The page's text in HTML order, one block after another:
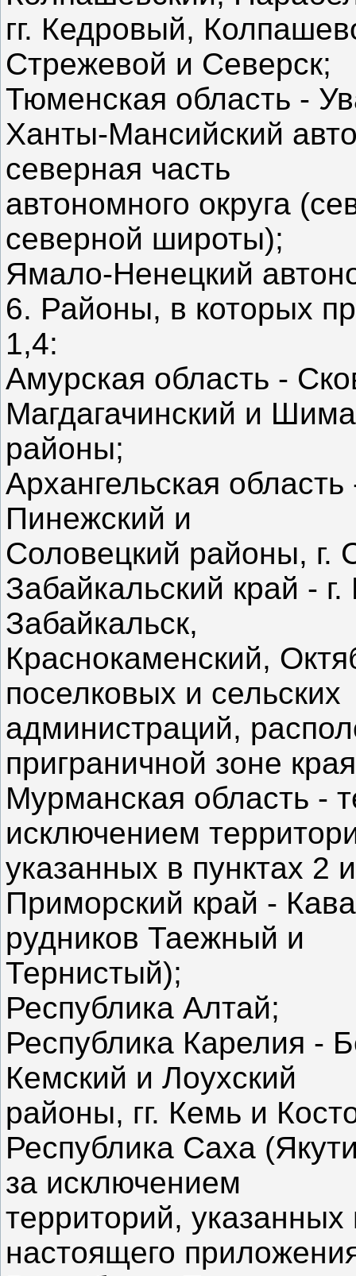
гг. Кедровый,
Стрежевой и Северск;
Тюменская область -
Ханты-Мансийский
северная часть
автономного округа
северной широты);
Ямало-Ненецкий
6. Районы, в которых
1,4:
Амурская область -
Магдагачинский и
районы;
Архангельская
Пинежский и
Соловецкий районы, г.
Забайкальский край -
Забайкальск,
Краснокаменский,
поселковых и сельских
администраций,
приграничной зоне
Мурманская область -
исключением
указанных в пунктах 2
Приморский край -
рудников Таежный и
Тернистый);
Республика Алтай;
Республика Карелия -
Кемский и Лоухский
районы, гг. Кемь и
Республика Саха
за исключением
территорий, указанных
настоящего